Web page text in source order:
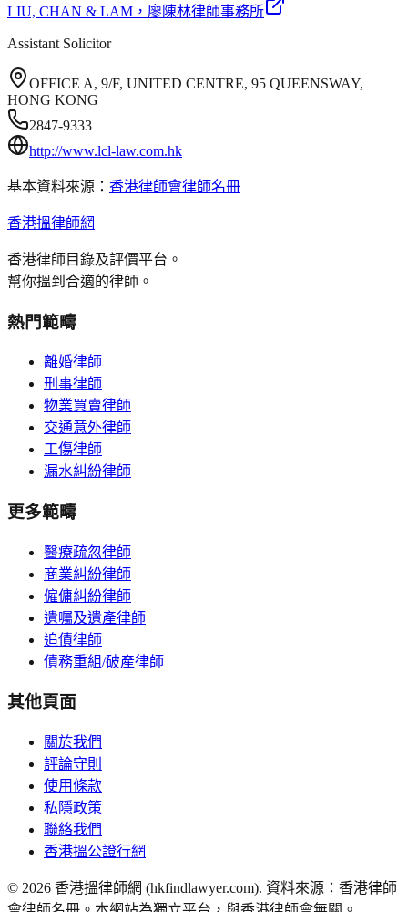
LIU, CHAN & LAM ，廖陳林律師事務所
Assistant Solicitor
OFFICE A, 9/F, UNITED CENTRE, 95 QUEENSWAY,
HONG KONG
2847-9333
http://www.lcl-law.com.hk
基本資料來源： 香港律師會律師名冊
香港搵律師網
香港律師目錄及評價平台。
幫你搵到合適的律師。
熱門範疇
離婚律師
刑事律師
物業買賣律師
交通意外律師
工傷律師
漏水糾紛律師
更多範疇
醫療疏忽律師
商業糾紛律師
僱傭糾紛律師
遺囑及遺產律師
追債律師
債務重組/破產律師
其他頁面
關於我們
評論守則
使用條款
私隱政策
聯絡我們
香港搵公證行網
© 2026 香港搵律師網 (hkfindlawyer.com). 資料來源：香港律師